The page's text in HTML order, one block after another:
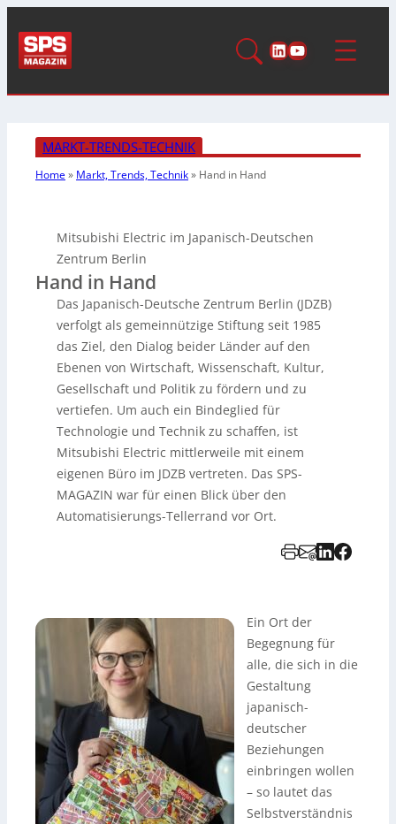
LinkedIn
YouTube
MARKT-TRENDS-TECHNIK
Home» Markt, Trends, Technik» Hand in Hand
Mitsubishi Electric im Japanisch-Deutschen
Zentrum Berlin
Hand in Hand
Das Japanisch-Deutsche Zentrum Berlin (JDZB)
verfolgt als gemeinnützige Stiftung seit 1985
das Ziel, den Dialog beider Länder auf den
Ebenen von Wirtschaft, Wissenschaft, Kultur,
Gesellschaft und Politik zu fördern und zu
vertiefen. Um auch ein Bindeglied für
Technologie und Technik zu schaffen, ist
Mitsubishi Electric mittlerweile mit einem
eigenen Büro im JDZB vertreten. Das SPS-
MAGAZIN war für einen Blick über den
Automatisierungs-Tellerrand vor Ort.
Ein Ort der
Begegnung für
alle, die sich in die
Gestaltung
japanisch-
deutscher
Beziehungen
einbringen wollen
– so lautet das
Selbstverständnis